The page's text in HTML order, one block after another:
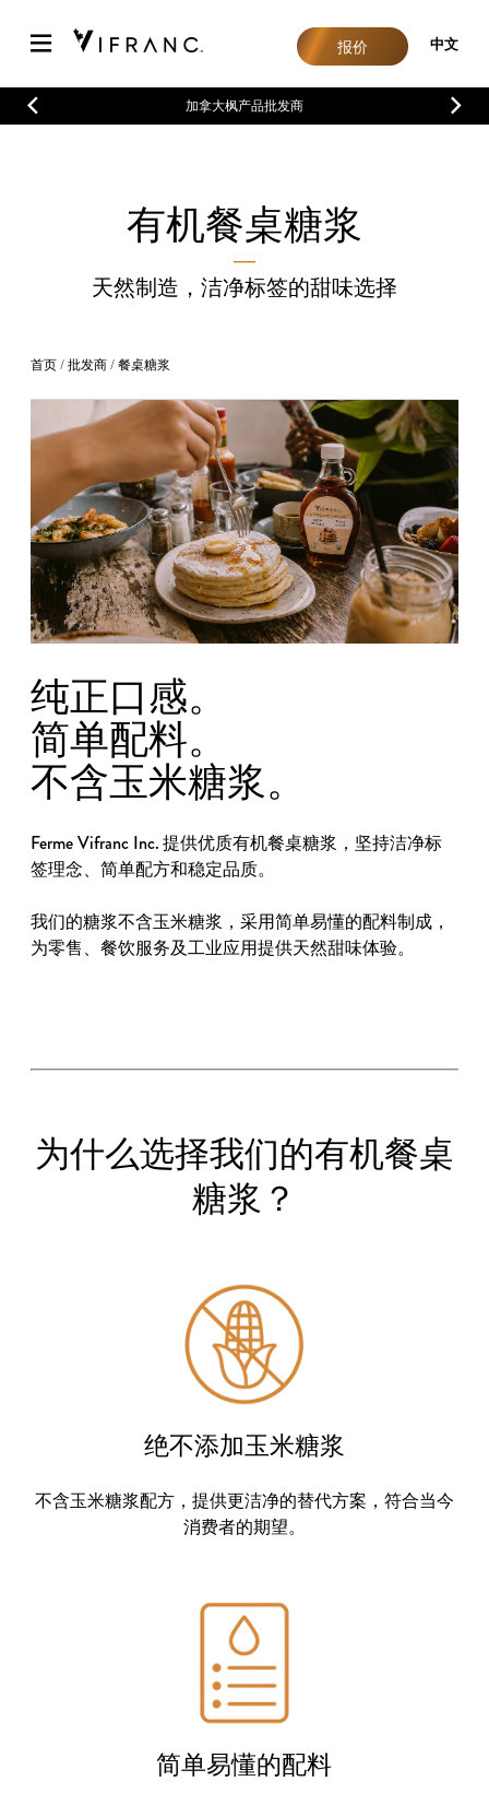
报价 中文
加拿大枫产品批发商
有机餐桌糖浆
―
天然制造，洁净标签的甜味选择
首页 批发商 餐桌糖浆
纯正口感。
简单配料。
不含玉米糖浆。
Ferme Vifranc Inc.提供优质有机餐桌糖浆 ，坚持洁净标
签理念、简单配方和稳定品质。
我们的糖浆不含玉米糖浆 ，采用简单易懂的配料制成，
为零售、餐饮服务及工业应用提供天然甜味体验。
为什么选择我们的有机餐桌
糖浆？
绝不添加玉米糖浆
不含玉米糖浆配方，提供更洁净的替代方案，符合当今
消费者的期望。
简单易懂的配料